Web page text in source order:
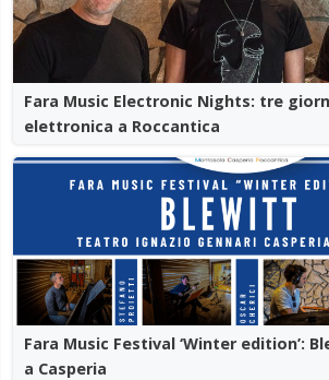
Fara Music Electronic Nights: tre
elettronica a Roccantica
Fara Music Festival ‘Winter edition’:
a Casperia